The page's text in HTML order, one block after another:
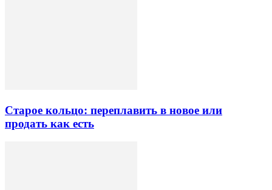
Старое кольцо: переплавить в новое или
продать как есть